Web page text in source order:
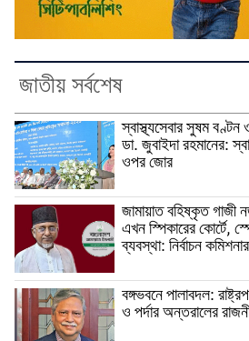
জাতীয় সর্বশেষ
স্বাস্থ্যসেবার সুষম
ডা. জুবাইদা রহমানের:
ওপর জোর
জামায়াত বহিষ্কৃত
এখন স্পিকারের কোর্টে,
ব্যবস্থা: নির্বাচন কমিশনার
বঙ্গভবনে পালাবদল:
ও পর্দার অন্তরালের